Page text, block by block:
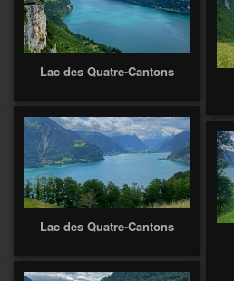
Lac des Quatre-Cantons
Lac des Quatre-Cantons